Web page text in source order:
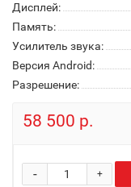
Дисплей:
Память:
Усилитель звука:
Версия Android:
Разрешение:
58 500 р.
+
-